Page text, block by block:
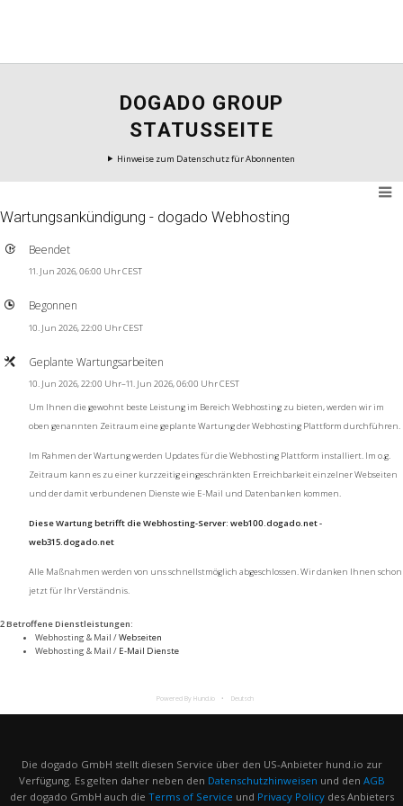
DOGADO GROUP
STATUSSEITE
Hinweise zum Datenschutz für Abonnenten
Wartungsankündigung - dogado Webhosting
Beendet
11. Jun 2026, 06:00 Uhr CEST
Begonnen
10. Jun 2026, 22:00 Uhr CEST
Geplante Wartungsarbeiten
10. Jun 2026, 22:00 Uhr–11. Jun 2026, 06:00 Uhr CEST
Um Ihnen die gewohnt beste Leistung im Bereich Webhosting zu bieten, werden wir im
oben genannten Zeitraum eine geplante Wartung der Webhosting Plattform durchführen.
Im Rahmen der Wartung werden Updates für die Webhosting Plattform installiert. Im o.g.
Zeitraum kann es zu einer kurzzeitig eingeschränkten Erreichbarkeit einzelner Webseiten
und der damit verbundenen Dienste wie E-Mail und Datenbanken kommen.
Diese Wartung betrifft die Webhosting-Server: web100.dogado.net -
web315.dogado.net
Alle Maßnahmen werden von uns schnellstmöglich abgeschlossen. Wir danken Ihnen schon
jetzt für Ihr Verständnis.
2 Betroffene Dienstleistungen:
Webhosting & Mail /Webseiten
Webhosting & Mail / E-Mail Dienste
Powered By Hund.io Deutsch
Die dogado GmbH stellt diesen Service über den US-Anbieter hund.io zur
Verfügung. Es gelten daher neben den Datenschutzhinweisen und den AGB
der dogado GmbH auch die Terms of Service und Privacy Policydes Anbieters